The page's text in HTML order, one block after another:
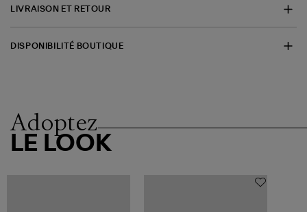
LIVRAISON ET RETOUR
DISPONIBILITÉ BOUTIQUE
Adoptez
LE LOOK